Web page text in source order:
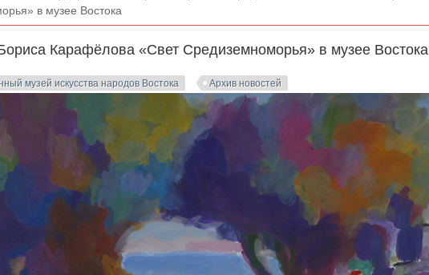
в музее Востока
Карафёлова «Свет Средиземноморья» в музее Востока
музей искусства народов Востока Архив новостей